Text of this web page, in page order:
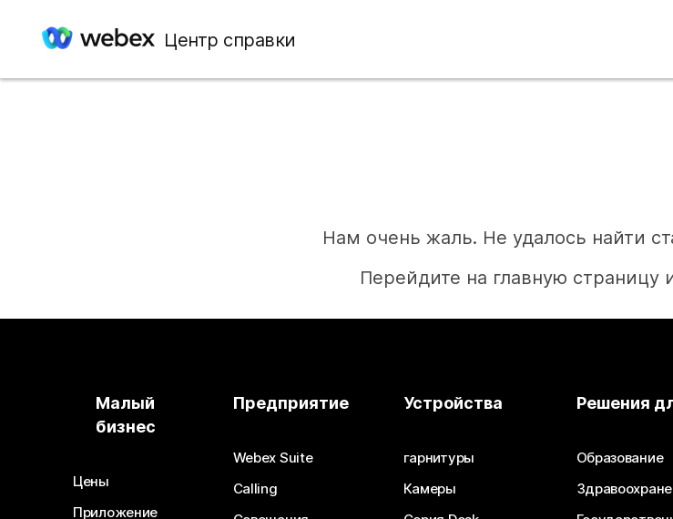
Центр справки
Нам очень жаль. Не удалось найти
Перейдите на главную страницу
Необходим
Отправьте вопрос
Малый
бизнес
Цены
Приложение
Предприятие
Webex Suite
Calling
Устройства
гарнитуры
Камеры
Решения
Образование